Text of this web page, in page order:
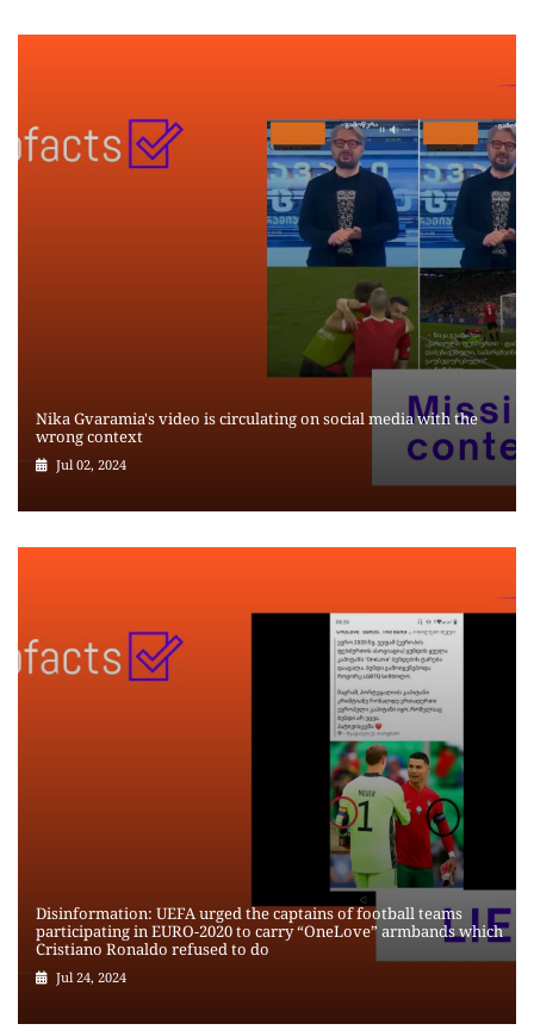
Nika Gvaramia's video is circulating on social media with the
wrong context
Jul 02, 2024
Disinformation: UEFA urged the captains of football teams
participating in EURO-2020 to carry “OneLove” armbands which
Cristiano Ronaldo refused to do
Jul 24, 2024